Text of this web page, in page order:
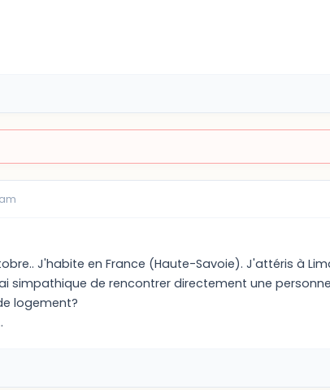
J'habite en France (Haute-Savoie). J'attéris à
simpathique de rencontrer directement une
logement?